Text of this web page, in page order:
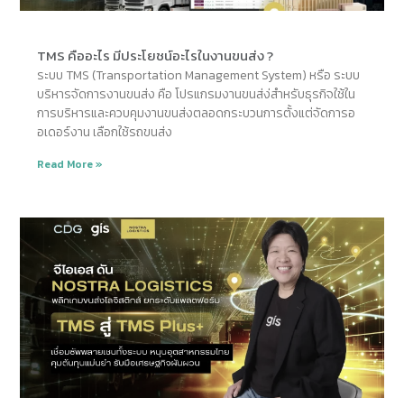
TMS คืออะไร มีประโยชน์อะไรในงานขนส่ง ?
ระบบ TMS (Transportation Management System) หรือ ระบบ
บริหารจัดการงานขนส่ง คือ โปรแกรมงานขนส่ง่สำหรับธุรกิจใช้ใน
การบริหารและควบคุมงานขนส่งตลอดกระบวนการตั้งแต่จัดการอ
อเดอร์งาน เลือกใช้รถขนส่ง
Read More »